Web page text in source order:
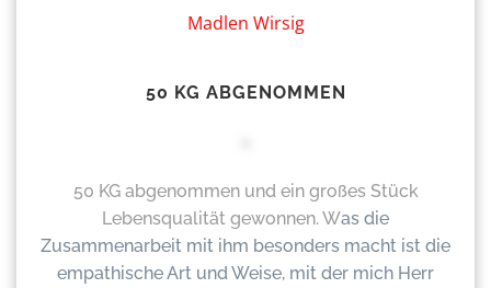
Madlen Wirsig
50 KG ABGENOMMEN
50 KG abgenommen und ein großes Stück
Lebensqualität gewonnen. Was die
Zusammenarbeit mit ihm besonders macht ist die
empathische Art und Weise, mit der mich Herr